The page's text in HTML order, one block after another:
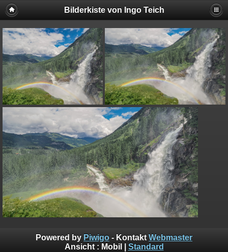
Bilderkiste von Ingo Teich
Powered by Piwigo - Kontakt Webmaster
Ansicht : Mobil Standard